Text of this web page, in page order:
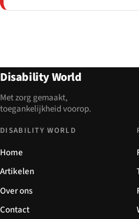
Disability World
Met zorg gemaakt,
toegankelijkheid voorop.
DISABILITY WORLD
Home
Artikelen
Over ons
Contact